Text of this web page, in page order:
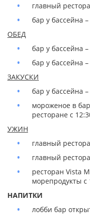
главный
бар у бассейна
ОБЕД
бар у бассейна
бар у бассейна
ЗАКУСКИ
бар у бассейна
мороженое в
ресторане с
УЖИН
главный
главный
ресторан Vista
морепродукты с
НАПИТКИ
лобби бар